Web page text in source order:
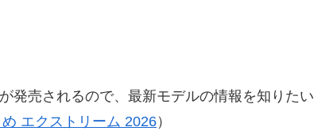
発売されるので、最新モデルの情報を知りたい
エクストリーム 2026）